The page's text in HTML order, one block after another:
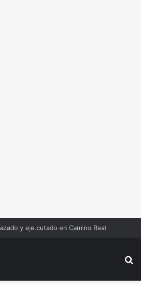
y eje.cutado en Camino Real